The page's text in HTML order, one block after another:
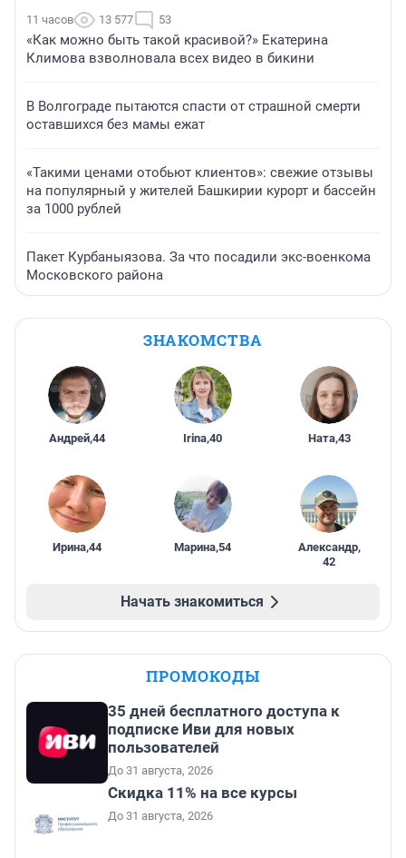
11 часов 13 577 53
«Как можно быть такой красивой?» Екатерина
Климова взволновала всех видео в бикини
В Волгограде пытаются спасти от страшной смерти
оставшихся без мамы ежат
«Такими ценами отобьют клиентов»: свежие отзывы
на популярный у жителей Башкирии курорт и бассейн
за 1000 рублей
Пакет Курбаныязова. За что посадили экс-военкома
Московского района
ЗНАКОМСТВА
Андрей,44 Irina,40 Ната,43
Ирина,44 Марина,54 Александр,
42
Начать знакомиться
ПРОМОКОДЫ
35 дней бесплатного доступа к
подписке Иви для новых
пользователей
До 31 августа, 2026
Скидка 11% на все курсы
До 31 августа, 2026